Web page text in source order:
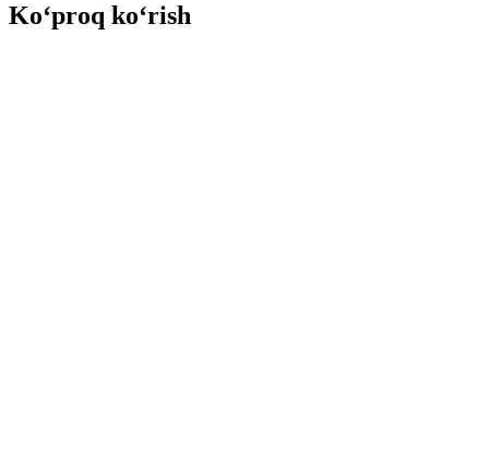
Ko‘proq ko‘rish